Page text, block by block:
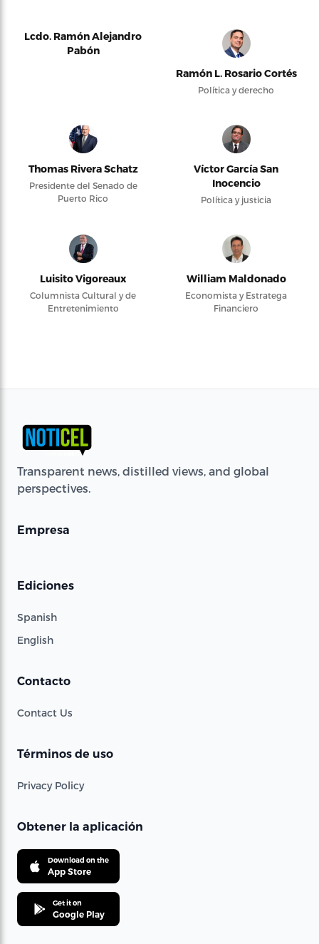
Lcdo. Ramón Alejandro
Pabón
Ramón L. Rosario Cortés
Política y derecho
Thomas Rivera Schatz
Presidente del Senado de
Puerto Rico
Víctor García San
Inocencio
Política y justicia
Luisito Vigoreaux
Columnista Cultural y de
Entretenimiento
William Maldonado
Economista y Estratega
Financiero
Transparent news, distilled views, and global
perspectives.
Empresa
Ediciones
Spanish
English
Contacto
Contact Us
Términos de uso
Privacy Policy
Obtener la aplicación
Download on the
App Store
Get it on
Google Play